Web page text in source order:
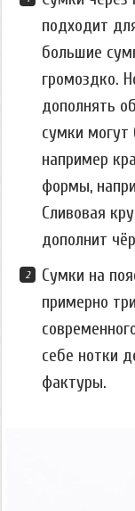
подходит
большие
громоздко.
дополнять
сумки могут
например
формы,
Сливовая
дополнит
Сумки на
примерно
себе нотки
фактуры.